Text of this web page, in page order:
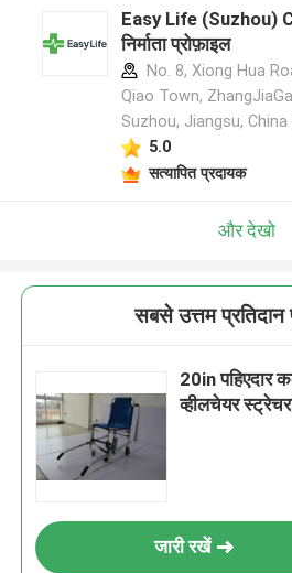
Easy Life (Suzhou)
निर्माता प्रोफ़ाइल
No. 8, Xiong Hua
Qiao Town,
Suzhou, Jiangsu, China
5.0
सत्यापित प्रदायक
और देखो
सबसे उत्तम प्रतिदान
20in पहिएदार
व्हीलचेयर
जारी रखें